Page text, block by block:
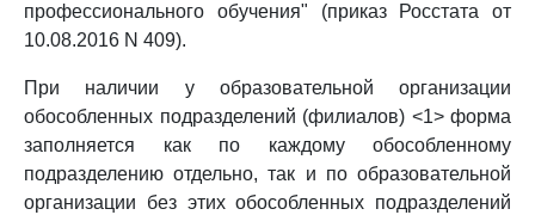
профессионального обучения" (приказ Росстата от
10.08.2016 N 409).
При наличии у образовательной организации
обособленных подразделений (филиалов) <1> форма
заполняется как по каждому обособленному
подразделению отдельно, так и по образовательной
организации без этих обособленных подразделений